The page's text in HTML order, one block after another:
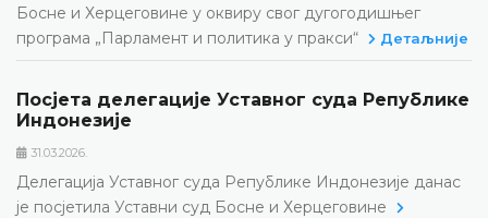
Босне и Херцеговине у оквиру свог дугогодишњег
програма „Парламент и политика у пракси“
Детаљније
Посјета делегације Уставног суда Републике
Индонезије
31.03.2026.
Делегација Уставног суда Републике Индонезије данас
је посјетила Уставни суд Босне и Херцеговине